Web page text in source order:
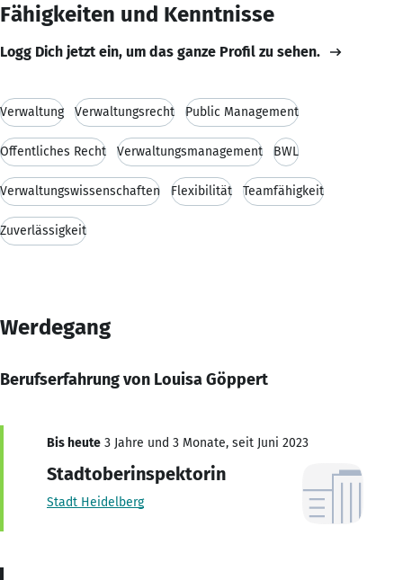
Fähigkeiten und Kenntnisse
Logg Dich jetzt ein, um das ganze Profil zu sehen.
Verwaltung Verwaltungsrecht Public Management
Öffentliches Recht Verwaltungsmanagement BWL
Verwaltungswissenschaften Flexibilität Teamfähigkeit
Zuverlässigkeit
Werdegang
Berufserfahrung von Louisa Göppert
Bis heute 3 Jahre und 3 Monate, seit Juni 2023
Stadtoberinspektorin
Stadt Heidelberg